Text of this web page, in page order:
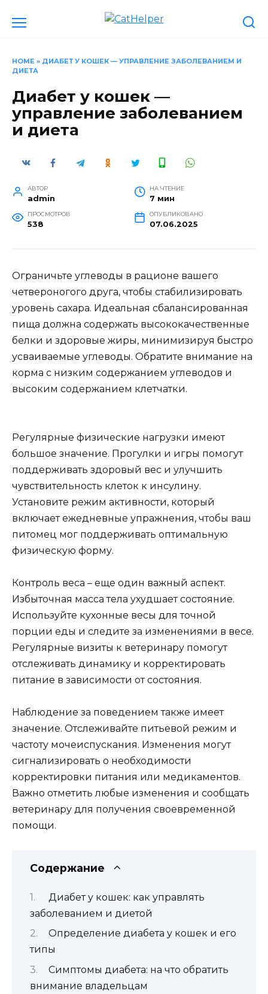
HOME » ДИАБЕТ У КОШЕК — УПРАВЛЕНИЕ ЗАБОЛЕВАНИЕМ И
ДИЕТА
Диабет у кошек —
управление заболеванием
и диета
АВТОР
admin
НА ЧТЕНИЕ
7 мин
ПРОСМОТРОВ
538
ОПУБЛИКОВАНО
07.06.2025
Ограничьте углеводы в рационе вашего
четвероногого друга, чтобы стабилизировать
уровень сахара. Идеальная сбалансированная
пища должна содержать высококачественные
белки и здоровые жиры, минимизируя быстро
усваиваемые углеводы. Обратите внимание на
корма с низким содержанием углеводов и
высоким содержанием клетчатки.
Регулярные физические нагрузки имеют
большое значение. Прогулки и игры помогут
поддерживать здоровый вес и улучшить
чувствительность клеток к инсулину.
Установите режим активности, который
включает ежедневные упражнения, чтобы ваш
питомец мог поддерживать оптимальную
физическую форму.
Контроль веса – еще один важный аспект.
Избыточная масса тела ухудшает состояние.
Используйте кухонные весы для точной
порции еды и следите за изменениями в весе.
Регулярные визиты к ветеринару помогут
отслеживать динамику и корректировать
питание в зависимости от состояния.
Наблюдение за поведением также имеет
значение. Отслеживайте питьевой режим и
частоту мочеиспускания. Изменения могут
сигнализировать о необходимости
корректировки питания или медикаментов.
Важно отметить любые изменения и сообщать
ветеринару для получения своевременной
помощи.
Содержание
Диабет у кошек: как управлять
заболеванием и диетой
Определение диабета у кошек и его
типы
Симптомы диабета: на что обратить
внимание владельцам